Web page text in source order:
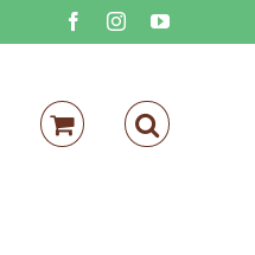
FacebookInstagramYouTube